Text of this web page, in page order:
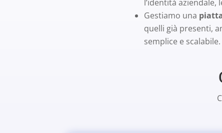
l’identità
Gestiamo una
quelli già presenti,
semplice e scalabile.